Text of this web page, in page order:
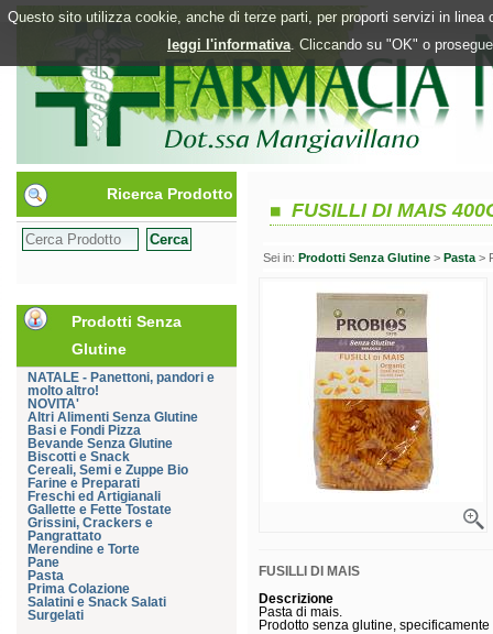
Questo sito utilizza cookie, anche di terze parti, per proporti servizi in
leggi l'informativa. Cliccando su "OK" o
Ricerca Prodotto
Prodotti Senza
Glutine
NATALE - Panettoni, pandori e
molto altro!
NOVITA'
Altri Alimenti Senza Glutine
Basi e Fondi Pizza
Bevande Senza Glutine
Biscotti e Snack
Cereali, Semi e Zuppe Bio
Farine e Preparati
Freschi ed Artigianali
Gallette e Fette Tostate
Grissini, Crackers e
Pangrattato
Merendine e Torte
Pane
Pasta
Prima Colazione
Salatini e Snack Salati
Surgelati
FUSILLI DI MAIS
Sei in: Prodotti Senza Glutine > Pasta >
FUSILLI DI MAIS
Descrizione
Pasta di mais.
Prodotto senza glutine,